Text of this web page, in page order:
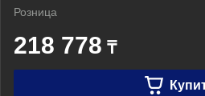
Розница
218 778 ₸